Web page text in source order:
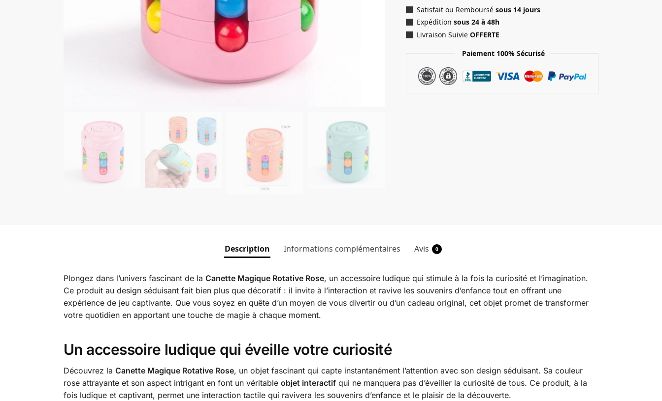
Satisfait ou Remboursésous 14 jours
Expédition sous 24 à 48h
Livraison SuivieOFFERTE
Paiement 100% Sécurisé
Description Informations complémentaires Avis 0
Plongez dans l’univers fascinant de la Canette Magique Rotative Rose, un accessoire ludique qui stimule à la fois la curiosité et l’imagination.
Ce produit au design séduisant fait bien plus que décoratif : il invite à l’interaction et ravive les souvenirs d’enfance tout en offrant une
expérience de jeu captivante. Que vous soyez en quête d’un moyen de vous divertir ou d’un cadeau original, cet objet promet de transformer
votre quotidien en apportant une touche de magie à chaque moment.
Un accessoire ludique qui éveille votre curiosité
Découvrez la Canette Magique Rotative Rose, un objet fascinant qui capte instantanément l’attention avec son design séduisant. Sa couleur
rose attrayante et son aspect intrigant en font un véritable objet interactifqui ne manquera pas d’éveiller la curiosité de tous. Ce produit, à la
fois ludique et captivant, permet une interaction tactile qui ravivera les souvenirs d’enfance et le plaisir de la découverte.